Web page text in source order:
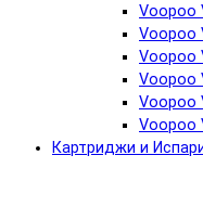
Voopoo
Voopoo
Voopoo
Voopoo
Voopoo
Voopoo
Картриджи и